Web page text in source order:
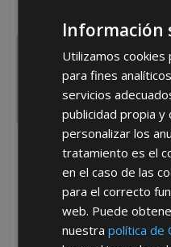
España
He leído y
Información
Utilizamos
para fines
servicios
publicidad propia
personalizar los
tratamiento es el
en el caso de las
para el correcto
web. Puede
nuestrapolítica de